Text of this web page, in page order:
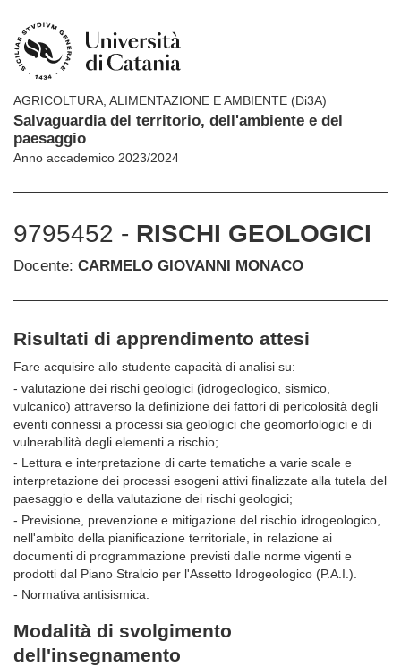
AGRICOLTURA, ALIMENTAZIONE E AMBIENTE (Di3A)
Salvaguardia del territorio, dell'ambiente e del
paesaggio
Anno accademico 2023/2024
9795452 - RISCHI GEOLOGICI
Docente: CARMELO GIOVANNI MONACO
Risultati di apprendimento attesi
Fare acquisire allo studente capacità di analisi su:
- valutazione dei rischi geologici (idrogeologico, sismico,
vulcanico) attraverso la deﬁnizione dei fattori di pericolosità degli
eventi connessi a processi sia geologici che geomorfologici e di
vulnerabilità degli elementi a rischio;
- Lettura e interpretazione di carte tematiche a varie scale e
interpretazione dei processi esogeni attivi ﬁnalizzate alla tutela del
paesaggio e della valutazione dei rischi geologici;
- Previsione, prevenzione e mitigazione del rischio idrogeologico,
nell'ambito della pianiﬁcazione territoriale, in relazione ai
documenti di programmazione previsti dalle norme vigenti e
prodotti dal Piano Stralcio per l'Assetto Idrogeologico (P.A.I.).
- Normativa antisismica.
Modalità di svolgimento
dell'insegnamento